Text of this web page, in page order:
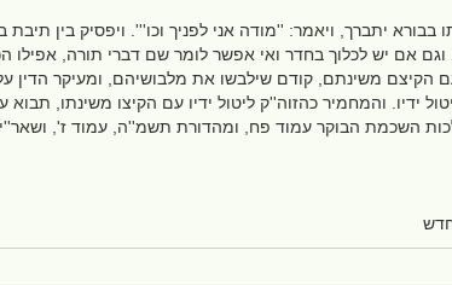
בבורא יתברך, ויאמר: ''מודה אני לפניך וכו'''. ויפסיק בין
וגם אם יש לכלוך בחדר ואי אפשר לומר שם דברי תורה,
הקיצם משינתם, קודם שילבשו את מלבושיהם, ומעיקר הדין
ידיו. והמחמיר כהזוה''ק ליטול ידיו עם הקיצו משינתו,
השכמת הבוקר עמוד פח, ומהדורת תשמ''ה, עמוד ז', ושאר''י